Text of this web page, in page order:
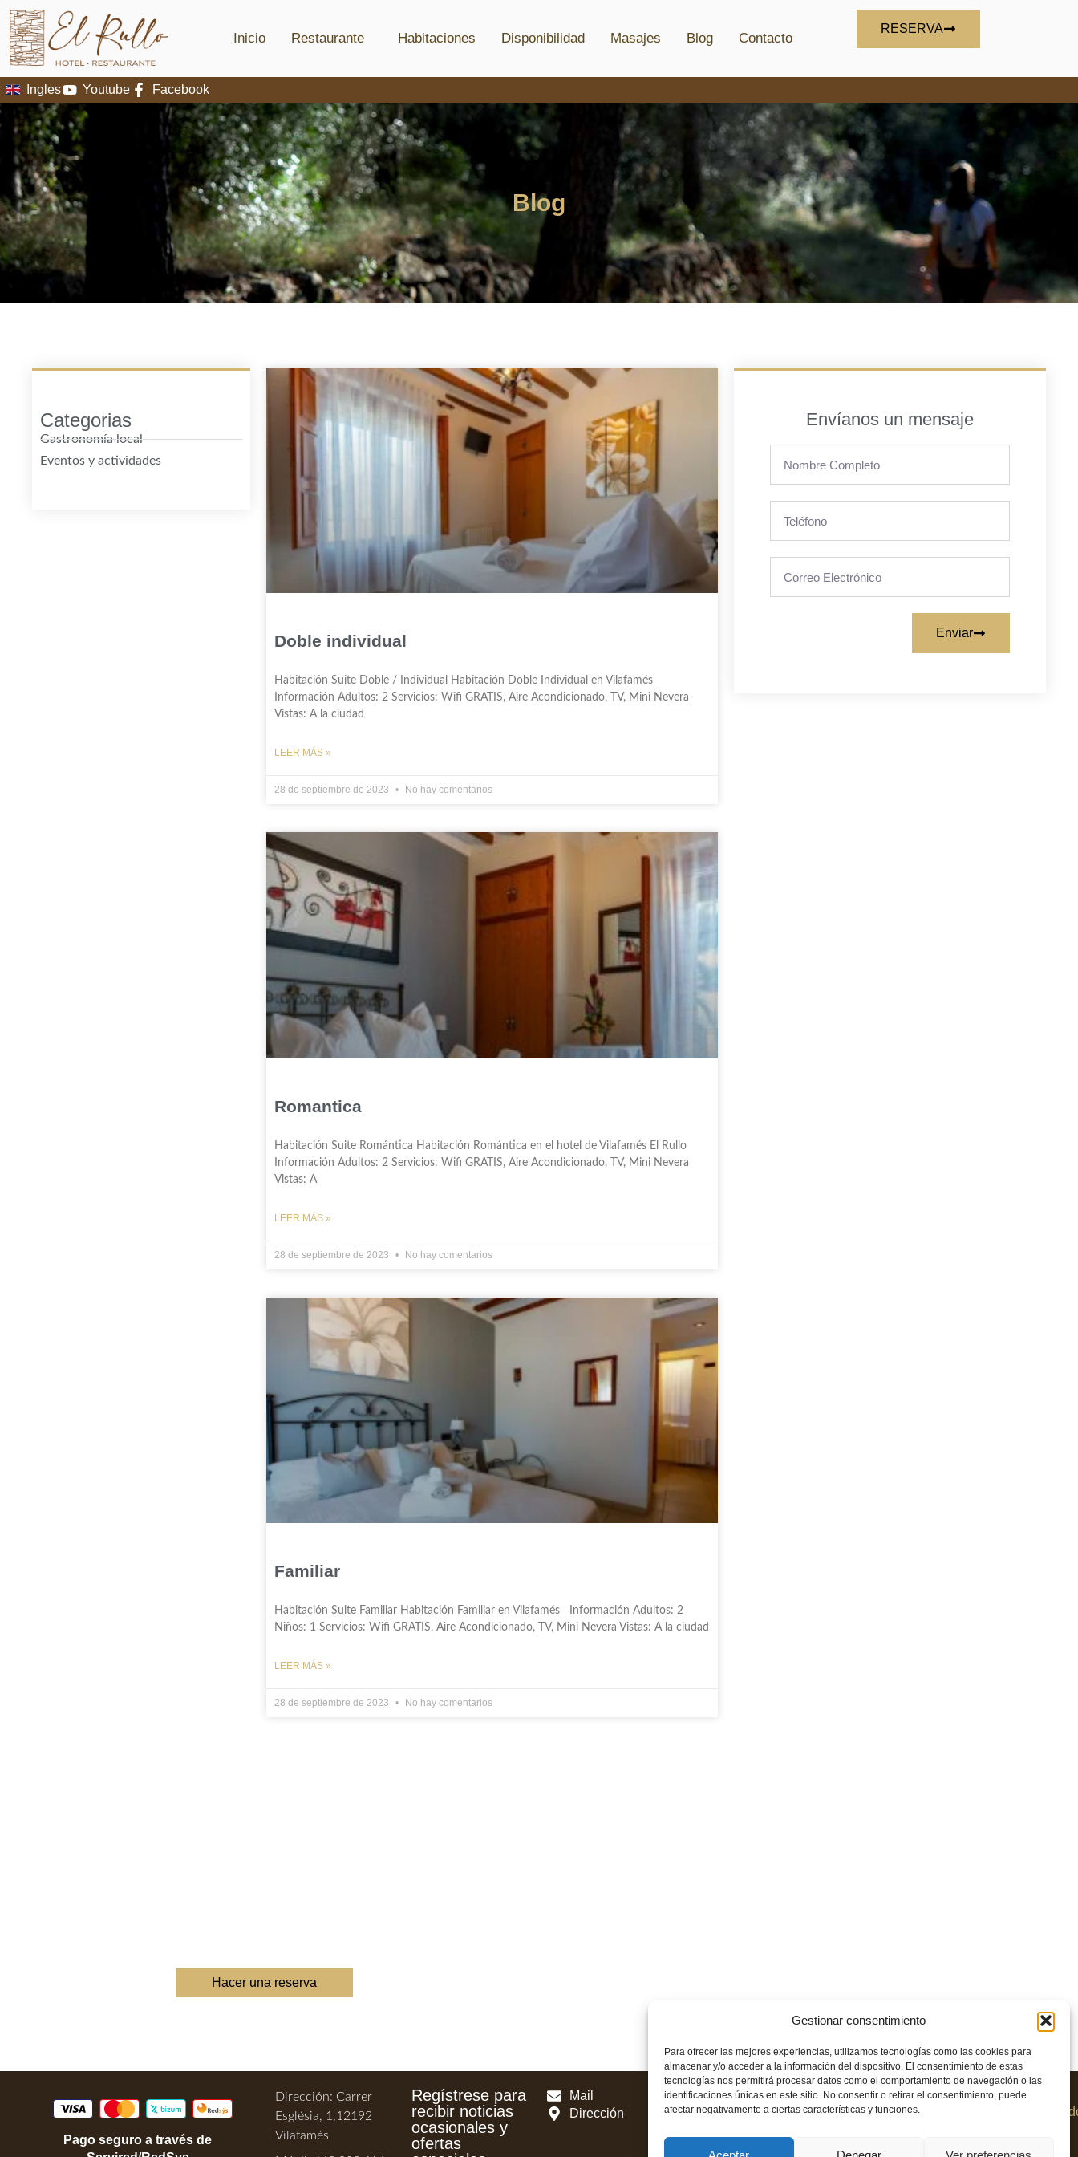
Gestionar consentimiento
Para ofrecer las mejores experiencias, utilizamos tecnologías como las cookies para
almacenar y/o acceder a la información del dispositivo. El consentimiento de estas
tecnologías nos permitirá procesar datos como el comportamiento de navegación o las
identificaciones únicas en este sitio. No consentir o retirar el consentimiento, puede
afectar negativamente a ciertas características y funciones.
Inicio Restaurante Habitaciones Disponibilidad Masajes Blog Contacto
RESERVA
Ingles Youtube Facebook
Blog
Categorias
Gastronomía local
Eventos y actividades
Doble individual
Habitación Suite Doble / Individual Habitación Doble Individual en Vilafamés
Información Adultos: 2 Servicios: Wifi GRATIS, Aire Acondicionado, TV, Mini Nevera
Vistas: A la ciudad
LEER MÁS »
28 de septiembre de 2023 No hay comentarios
Romantica
Habitación Suite Romántica Habitación Romántica en el hotel de Vilafamés El Rullo
Información Adultos: 2 Servicios: Wifi GRATIS, Aire Acondicionado, TV, Mini Nevera
Vistas: A
LEER MÁS »
28 de septiembre de 2023 No hay comentarios
Familiar
Habitación Suite Familiar Habitación Familiar en Vilafamés Información Adultos: 2
Niños: 1 Servicios: Wifi GRATIS, Aire Acondicionado, TV, Mini Nevera Vistas: A la ciudad
LEER MÁS »
28 de septiembre de 2023 No hay comentarios
Envíanos un mensaje
Enviar
Hacer una reserva
Pago seguro a través de
Dirección: Carrer
Església, 1,12192
Vilafamés
Regístrese para
recibir noticias
ocasionales y
ofertas
Mail
Dirección
© 2023
PolíticaPolítica
privacidad
reembolsosProwisio